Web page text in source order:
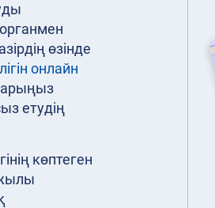
өзінде
онлайн
етудің
көптеген